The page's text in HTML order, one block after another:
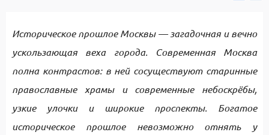
Историческое прошлое Москвы — загадочная и вечно
ускользающая веха города. Современная Москва
полна контрастов: в ней сосуществуют старинные
православные храмы и современные небоскрёбы,
узкие улочки и широкие проспекты. Богатое
историческое прошлое невозможно отнять у